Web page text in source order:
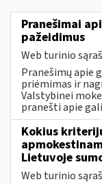
Pranešimai
pažeidimus
Web turinio
Pranešimų apie
priėmimas ir
Valstybinei
pranešti apie
Kokius
Lietuvoje
Web turinio